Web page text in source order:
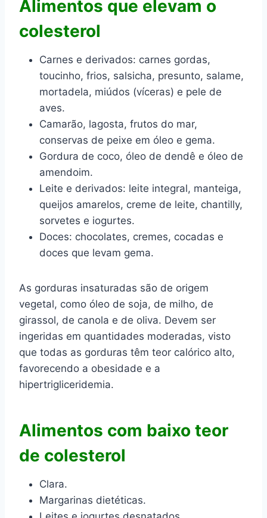
Alimentos que elevam o
colesterol
Carnes e derivados: carnes gordas,
toucinho, frios, salsicha, presunto, salame,
mortadela, miúdos (víceras) e pele de
aves.
Camarão, lagosta, frutos do mar,
conservas de peixe em óleo e gema.
Gordura de coco, óleo de dendê e óleo de
amendoim.
Leite e derivados: leite integral, manteiga,
queijos amarelos, creme de leite, chantilly,
sorvetes e iogurtes.
Doces: chocolates, cremes, cocadas e
doces que levam gema.
As gorduras insaturadas são de origem
vegetal, como óleo de soja, de milho, de
girassol, de canola e de oliva. Devem ser
ingeridas em quantidades moderadas, visto
que todas as gorduras têm teor calórico alto,
favorecendo a obesidade e a
hipertrigliceridemia.
Alimentos com baixo teor
de colesterol
Clara.
Margarinas dietéticas.